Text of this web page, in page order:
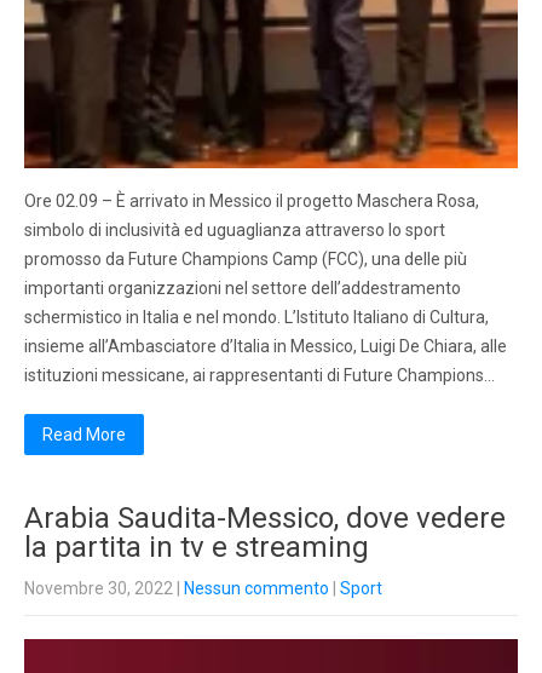
Ore 02.09 – È arrivato in Messico il progetto Maschera Rosa,
simbolo di inclusività ed uguaglianza attraverso lo sport
promosso da Future Champions Camp (FCC), una delle più
importanti organizzazioni nel settore dell’addestramento
schermistico in Italia e nel mondo. L’Istituto Italiano di Cultura,
insieme all’Ambasciatore d’Italia in Messico, Luigi De Chiara, alle
istituzioni messicane, ai rappresentanti di Future Champions…
Read More
Arabia Saudita-Messico, dove vedere
la partita in tv e streaming
Novembre 30, 2022 Nessun commento Sport